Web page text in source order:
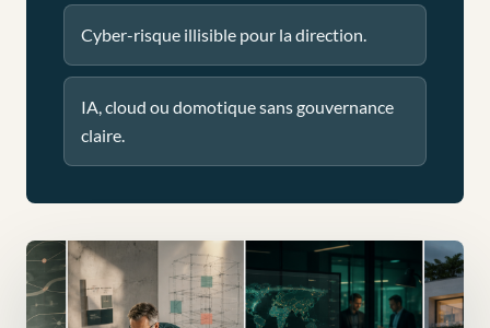
Cyber-risque illisible pour la direction.
IA, cloud ou domotique sans gouvernance
claire.